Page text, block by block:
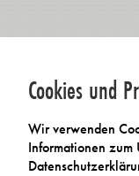
Cookies und
Wir verwenden
Informationen zum